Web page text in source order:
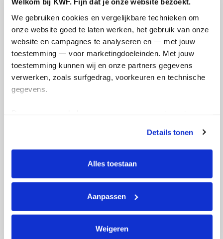
We gebruiken cookies en vergelijkbare technieken om
onze website goed te laten werken, het gebruik van onze
website en campagnes te analyseren en — met jouw
toestemming — voor marketingdoeleinden. Met jouw
toestemming kunnen wij en onze partners gegevens
verwerken, zoals surfgedrag, voorkeuren en technische
gegevens.
tonen. Je kunt je toestemming op elk moment wijzigen of
intrekken via Cookie instellingen onderaan de pagina. De
lijst met cookies is te vinden in het tabblad “details”.
Details tonen
Alles toestaan
Aanpassen
Weigeren
kun je vinden in hetPrivacy statement .